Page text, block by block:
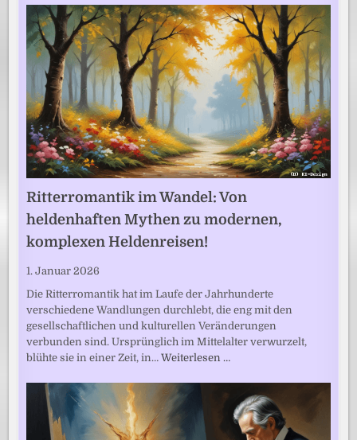
Ritterromantik im Wandel: Von
heldenhaften Mythen zu modernen,
komplexen Heldenreisen!
1. Januar 2026
Die Ritterromantik hat im Laufe der Jahrhunderte
verschiedene Wandlungen durchlebt, die eng mit den
gesellschaftlichen und kulturellen Veränderungen
verbunden sind. Ursprünglich im Mittelalter verwurzelt,
blühte sie in einer Zeit, in…Weiterlesen …